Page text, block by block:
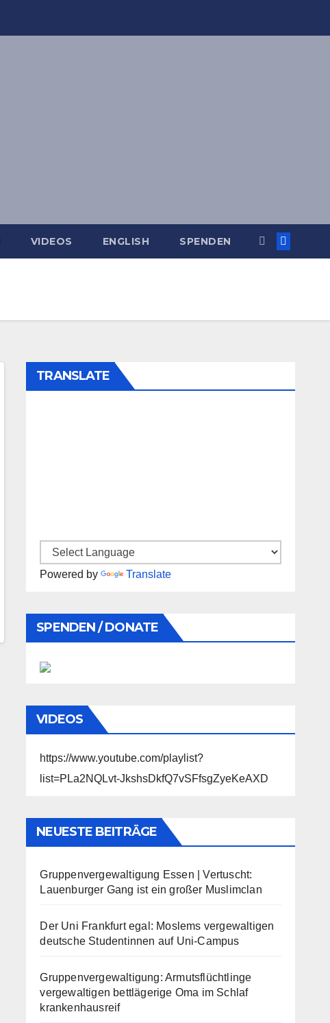
VIDEOS ENGLISH SPENDEN
TRANSLATE
Powered by Translate
SPENDEN / DONATE
VIDEOS
https://www.youtube.com/playlist?
list=PLa2NQLvt-JkshsDkfQ7vSFfsgZyeKeAXD
NEUESTE BEITRÄGE
Gruppenvergewaltigung Essen | Vertuscht:
Lauenburger Gang ist ein großer Muslimclan
Der Uni Frankfurt egal: Moslems vergewaltigen
deutsche Studentinnen auf Uni-Campus
Gruppenvergewaltigung: Armutsflüchtlinge
vergewaltigen bettlägerige Oma im Schlaf
krankenhausreif